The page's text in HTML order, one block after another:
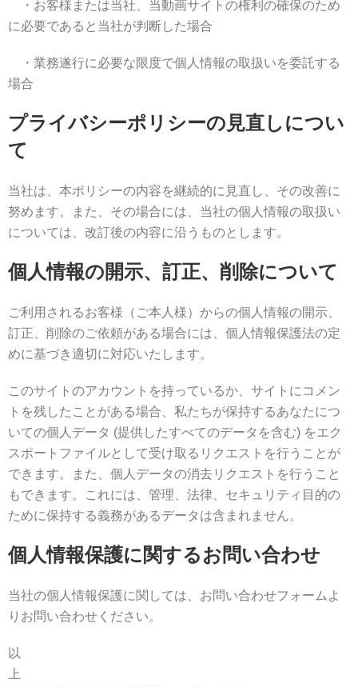
・お客様または当社、当動画サイトの権利の確保のため
に必要であると当社が判断した場合
・業務遂行に必要な限度で個人情報の取扱いを委託する
場合
プライバシーポリシーの見直しについ
て
当社は、本ポリシーの内容を継続的に見直し、その改善に
努めます。また、その場合には、当社の個人情報の取扱い
については、改訂後の内容に沿うものとします。
個人情報の開示、訂正、削除について
ご利用されるお客様（ご本人様）からの個人情報の開示、
訂正、削除のご依頼がある場合には、個人情報保護法の定
めに基づき適切に対応いたします。
このサイトのアカウントを持っているか、サイトにコメン
トを残したことがある場合、私たちが保持するあなたにつ
いての個人データ (提供したすべてのデータを含む) をエク
スポートファイルとして受け取るリクエストを行うことが
できます。また、個人データの消去リクエストを行うこと
もできます。これには、管理、法律、セキュリティ目的の
ために保持する義務があるデータは含まれません。
個人情報保護に関するお問い合わせ
当社の個人情報保護に関しては、お問い合わせフォームよ
りお問い合わせください。
以